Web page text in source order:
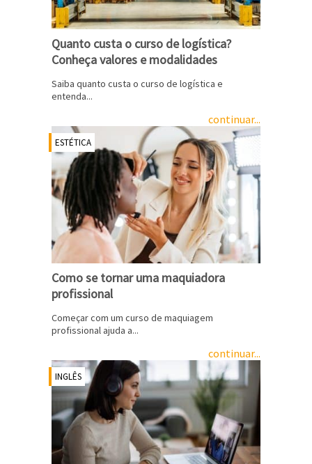
Quanto custa o curso de logística?
Conheça valores e modalidades
Saiba quanto custa o curso de logística e
entenda...
continuar...
ESTÉTICA
Como se tornar uma maquiadora
profissional
Começar com um curso de maquiagem
profissional ajuda a...
continuar...
INGLÊS